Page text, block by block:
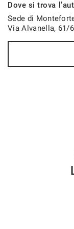
48 Mesi
701€/mese
Dove si trova
Sede di
Via Alvanella, 61/